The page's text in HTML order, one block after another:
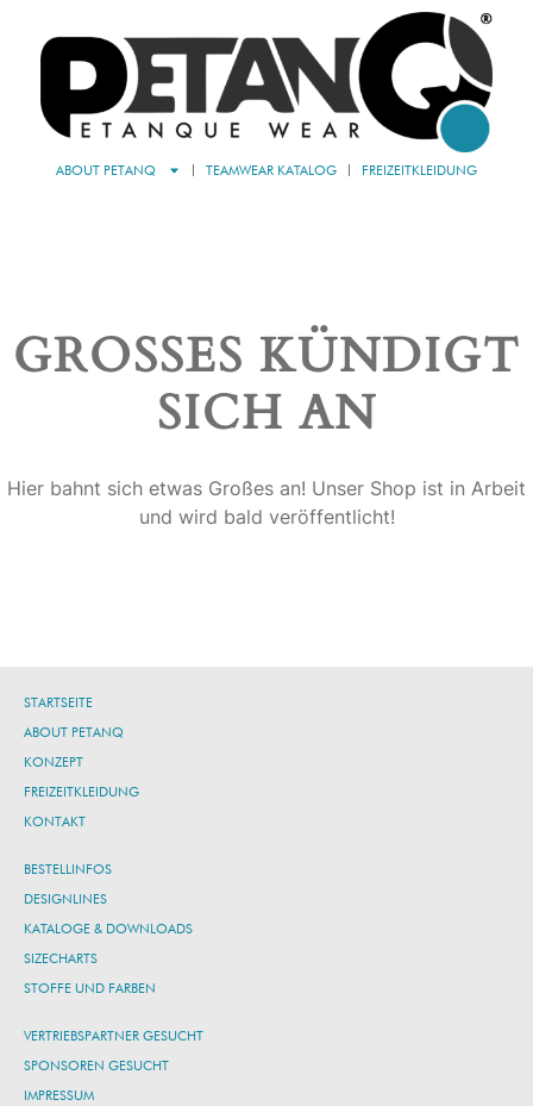
ABOUT PETANQ TEAMWEAR KATALOG FREIZEITKLEIDUNG
GROSSES KÜNDIGT S
ICH AN
Hier bahnt sich etwas Großes an! Unser Shop ist in Arbeit
und wird bald veröffentlicht!
STARTSEITE
ABOUT PETANQ
KONZEPT
FREIZEITKLEIDUNG
KONTAKT
BESTELLINFOS
DESIGNLINES
KATALOGE & DOWNLOADS
SIZECHARTS
STOFFE UND FARBEN
VERTRIEBSPARTNER GESUCHT
SPONSOREN GESUCHT
IMPRESSUM